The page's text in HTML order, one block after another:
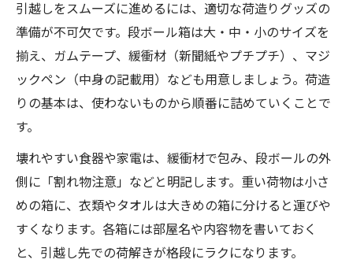
引越しをスムーズに進めるには、適切な荷造りグッズの
準備が不可欠です。段ボール箱は大・中・小のサイズを
揃え、ガムテープ、緩衝材（新聞紙やプチプチ）、マジ
ックペン（中身の記載用）なども用意しましょう。荷造
りの基本は、使わないものから順番に詰めていくことで
す。
壊れやすい食器や家電は、緩衝材で包み、段ボールの外
側に「割れ物注意」などと明記します。重い荷物は小さ
めの箱に、衣類やタオルは大きめの箱に分けると運びや
すくなります。各箱には部屋名や内容物を書いておく
と、引越し先での荷解きが格段にラクになります。